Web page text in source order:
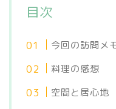
目次
今回の訪問メ
料理の感想
空間と居心地